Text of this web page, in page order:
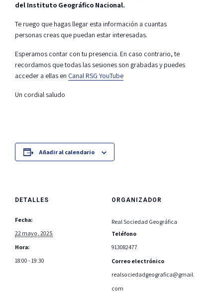
del Instituto Geográfico Nacional.
Te ruego que hagas llegar esta información a cuantas
personas creas que puedan estar interesadas.
Esperamos contar con tu presencia. En caso contrario, te
recordamos que todas las sesiones son grabadas y puedes
acceder a ellas en Canal RSG YouTube
Un cordial saludo
Añadir al calendario
DETALLES
Fecha:
22 mayo, 2025
Hora:
18:00 - 19:30
ORGANIZADOR
Real Sociedad Geográfica
Teléfono
913082477
Correo electrónico
realsociedadgeografica@gmail.
com